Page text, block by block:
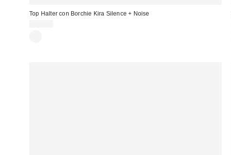
Top Halter con Borchie Kira Silence + Noise